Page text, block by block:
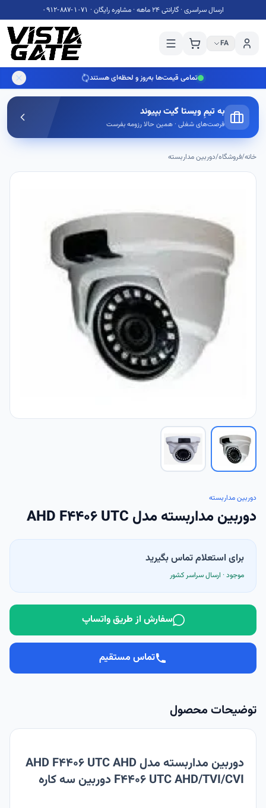
ارسال سراسری · گارانتی 24 ماهه · مشاوره رایگان · ۰۹۱۲-۸۸۷-۱۰۷۱
FA
تمامی قیمت‌ها به‌روز و لحظه‌ای هستند
به تیمِ ویستا گیت بپیوند
فرصت‌های شغلی · همین حالا رزومه بفرست
خانه/فروشگاه/دوربین مداربسته
دوربین مداربسته
دوربین مداربسته مدل AHD F4406 UTC
برای استعلام تماس بگیرید
موجود · ارسال سراسر کشور
سفارش از طریق واتساپ
تماس مستقیم
توضیحات محصول
دوربین مداربسته مدل AHD F4406 UTC AHD
F4406 UTC AHD/TVI/CVI دوربین سه کاره